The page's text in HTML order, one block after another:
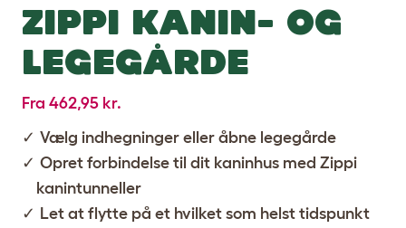
ZIPPI KANIN- OG
LEGEGÅRDE
Fra 462,95 kr.
Vælg indhegninger eller åbne legegårde
Opret forbindelse til dit kaninhus med Zippi
kanintunneller
Let at flytte på et hvilket som helst tidspunkt